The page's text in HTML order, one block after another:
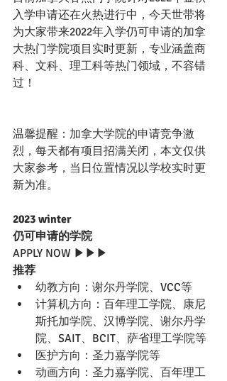
入学申请还在火热进行中，今天世带将
为大家带来2022年入学仍可申请的加拿
大热门学院项目实时更新，专业涵盖商
科、文科、理工科等热门领域，不容错
过！
温馨提醒：加拿大学院的申请竞争激
烈，每天都有项目招满关闭，本文仅供
大家参考，当日位置情况以学校实时更
新为准。
2023 winter
仍可申请的学院
APPLY NOW ▶▶▶
推荐
幼教方向：谢尔丹学院、VCC等
计算机方向：百年理工学院、康尼
斯托加学院、汉博学院、谢尔丹学
院、SAIT、BCIT、萨省理工学院等
医护方向：圣力嘉学院等
动画方向：圣力嘉学院、百年理工